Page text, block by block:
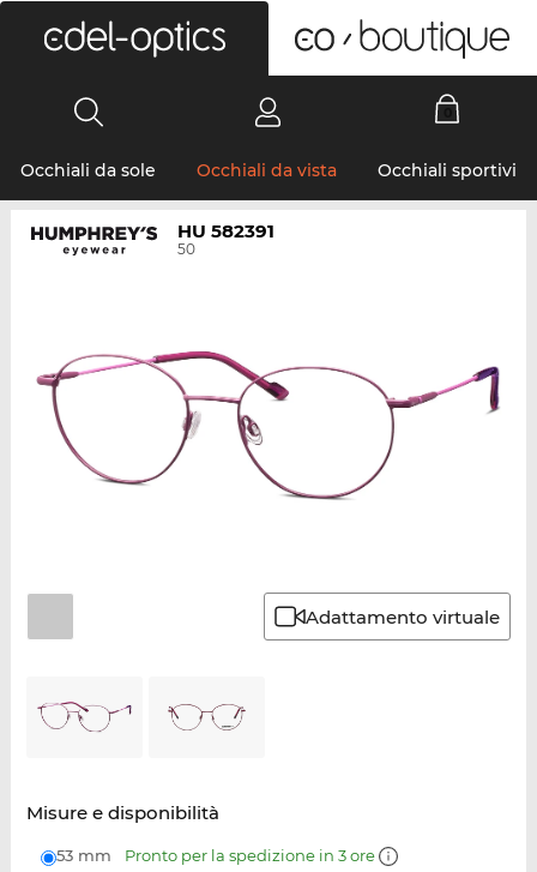
Occhiali da sole Occhiali da vista Occhiali sportivi
HU 582391
50
Adattamento virtuale
Misure e disponibilità
53 mm Pronto per la spedizione in 3 ore